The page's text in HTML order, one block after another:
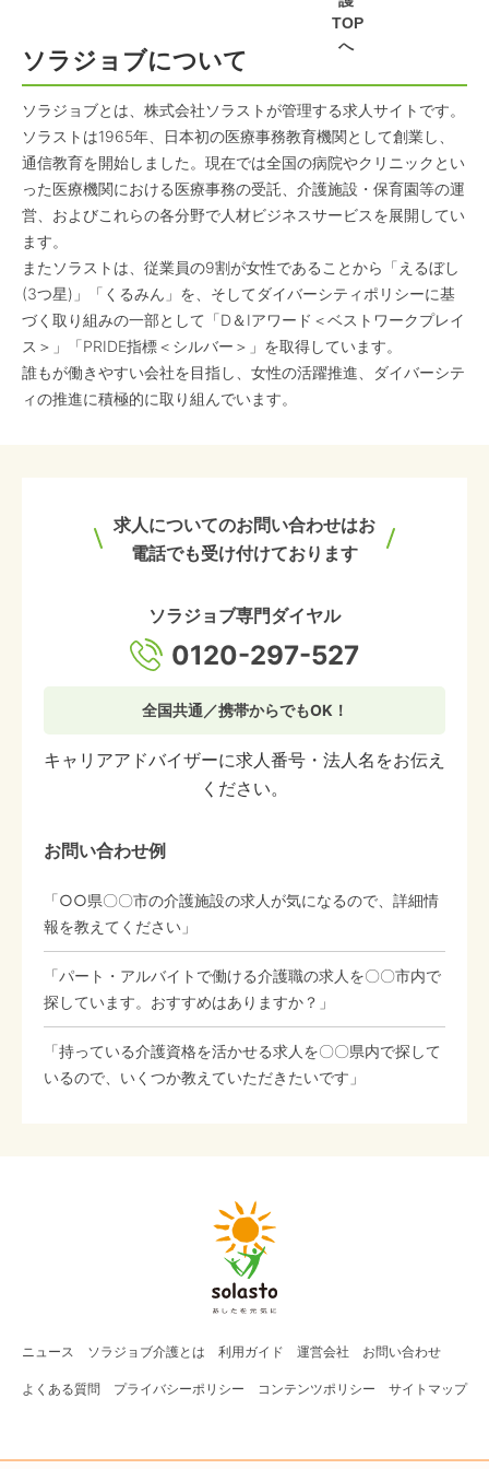
TOP
へ
ソラジョブについて
ソラジョブとは、株式会社ソラストが管理する求人サイトです。
ソラストは1965年、日本初の医療事務教育機関として創業し、
通信教育を開始しました。現在では全国の病院やクリニックとい
った医療機関における医療事務の受託、介護施設・保育園等の運
営、およびこれらの各分野で人材ビジネスサービスを展開してい
ます。
またソラストは、従業員の9割が女性であることから「えるぼし
(3つ星)」「くるみん」を、そしてダイバーシティポリシーに基
づく取り組みの一部として「D＆Iアワード＜ベストワークプレイ
ス＞」「PRIDE指標＜シルバー＞」を取得しています。
誰もが働きやすい会社を目指し、女性の活躍推進、ダイバーシテ
ィの推進に積極的に取り組んでいます。
求人についてのお問い合わせはお
電話でも受け付けております
ソラジョブ専門ダイヤル
0120-297-527
全国共通／携帯からでもOK！
キャリアアドバイザーに求人番号・法人名をお伝え
ください。
お問い合わせ例
「○○県〇〇市の介護施設の求人が気になるので、詳細情
報を教えてください」
「パート・アルバイトで働ける介護職の求人を〇〇市内で
探しています。おすすめはありますか？」
「持っている介護資格を活かせる求人を〇〇県内で探して
いるので、いくつか教えていただきたいです」
ニュース ソラジョブ介護とは 利用ガイド 運営会社 お問い合わせ
よくある質問 プライバシーポリシー コンテンツポリシー サイトマップ